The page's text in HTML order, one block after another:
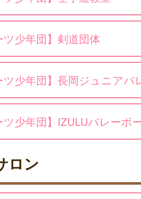
ツ少年団】剣道団体
ツ少年団】長岡ジュニア
ツ少年団】IZULUバレーボ
ロン